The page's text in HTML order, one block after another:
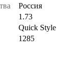
Россия
1.73
Quick Style
1285